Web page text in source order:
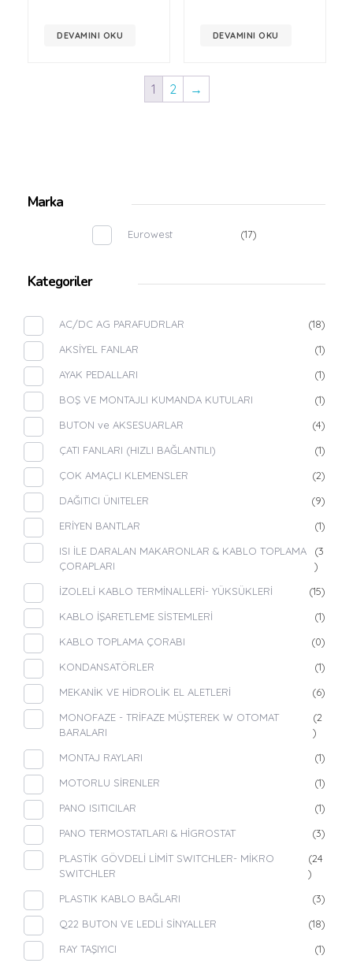
DEVAMINI OKU DEVAMINI OKU
1 2 →
Marka
Eurowest (17)
Kategoriler
AC/DC AG PARAFUDRLAR
(18)
AKSİYEL FANLAR
(1)
AYAK PEDALLARI
(1)
BOŞ VE MONTAJLI KUMANDA KUTULARI
(1)
BUTON ve AKSESUARLAR
(4)
ÇATI FANLARI (HIZLI BAĞLANTILI)
(1)
ÇOK AMAÇLI KLEMENSLER
(2)
DAĞITICI ÜNITELER
(9)
ERİYEN BANTLAR
(1)
ISI İLE DARALAN MAKARONLAR & KABLO TOPLAMA
ÇORAPLARI
(3
)
İZOLELİ KABLO TERMİNALLERİ- YÜKSÜKLERİ
(15)
KABLO İŞARETLEME SİSTEMLERİ
(1)
KABLO TOPLAMA ÇORABI
(0)
KONDANSATÖRLER
(1)
MEKANİK VE HİDROLİK EL ALETLERİ
(6)
MONOFAZE - TRİFAZE MÜŞTEREK W OTOMAT
BARALARI
(2
)
MONTAJ RAYLARI
(1)
MOTORLU SİRENLER
(1)
PANO ISITICILAR
(1)
PANO TERMOSTATLARI & HİGROSTAT
(3)
PLASTİK GÖVDELİ LİMİT SWITCHLER- MİKRO
SWITCHLER
(24
)
PLASTIK KABLO BAĞLARI
(3)
Q22 BUTON VE LEDLİ SİNYALLER
(18)
RAY TAŞIYICI
(1)